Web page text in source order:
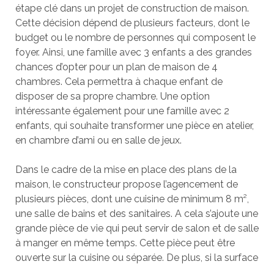
étape clé dans un projet de construction de maison.
Cette décision dépend de plusieurs facteurs, dont le
budget ou le nombre de personnes qui composent le
foyer. Ainsi, une famille avec 3 enfants a des grandes
chances d’opter pour un plan de maison de 4
chambres. Cela permettra à chaque enfant de
disposer de sa propre chambre. Une option
intéressante également pour une famille avec 2
enfants, qui souhaite transformer une pièce en atelier,
en chambre d’ami ou en salle de jeux.
Dans le cadre de la mise en place des plans de la
maison, le constructeur propose l’agencement de
plusieurs pièces, dont une cuisine de minimum 8 m²,
une salle de bains et des sanitaires. A cela s’ajoute une
grande pièce de vie qui peut servir de salon et de salle
à manger en même temps. Cette pièce peut être
ouverte sur la cuisine ou séparée. De plus, si la surface